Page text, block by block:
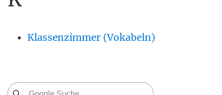
Klassenzimmer (Vokabeln)